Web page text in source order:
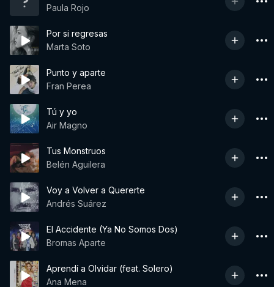
Paula Rojo
Por si regresas
Marta Soto
Punto y aparte
Fran Perea
Tú y yo
Air Magno
Tus Monstruos
Belén Aguilera
Voy a Volver a Quererte
Andrés Suárez
El Accidente (Ya No Somos Dos)
Bromas Aparte
Aprendí a Olvidar (feat. Solero)
Ana Mena